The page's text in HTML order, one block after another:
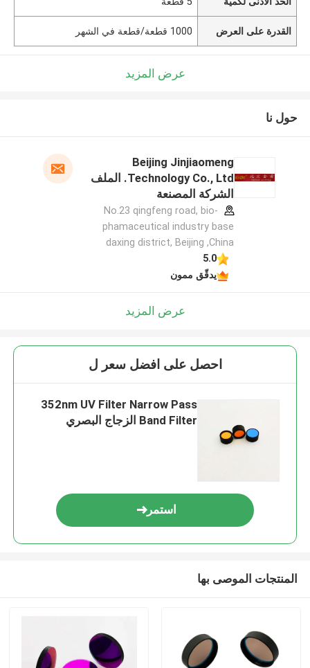
القدرة على العرض 1000 قطعة/قطعة في الشهر
عرض المزيد
حول نا
Beijing Jinjiaomeng
Technology Co., Ltd. الملف
الشركة المصنعة
No.23 qingfeng road, bio-
phamaceutical industry base
daxing district, Beijing ,China
5.0
يدقّق ممون
عرض المزيد
احصل على افضل سعر ل
352nm UV Filter Narrow Pass
Band Filter الزجاج البصري
استمر
المنتجات الموصى بها